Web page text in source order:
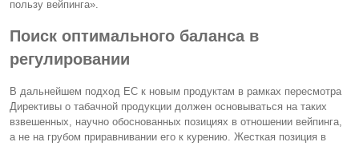
пользу вейпинга».
Поиск оптимального баланса в
регулировании
В дальнейшем подход ЕС к новым продуктам в рамках пересмотра
Директивы о табачной продукции должен основываться на таких
взвешенных, научно обоснованных позициях в отношении вейпинга,
а не на грубом приравнивании его к курению. Жесткая позиция в